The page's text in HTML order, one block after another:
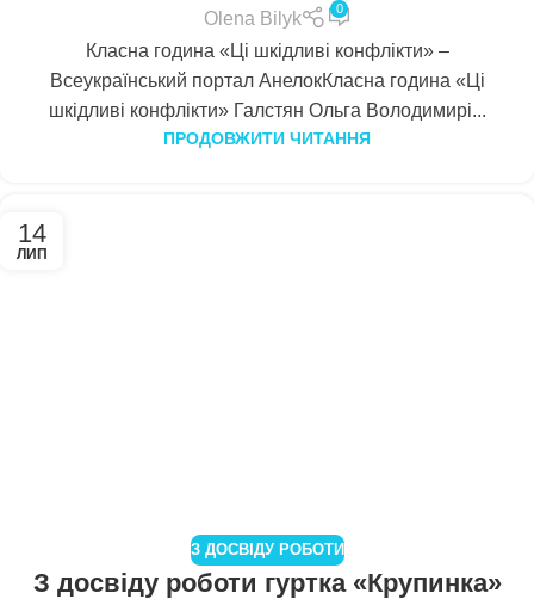
Olena Bilyk
0
Класна година «Ці шкідливі конфлікти» –
Всеукраїнський портал АнелокКласна година «Ці
шкідливі конфлікти» Галстян Ольга Володимирі...
ПРОДОВЖИТИ ЧИТАННЯ
14
ЛИП
З ДОСВІДУ РОБОТИ
З досвіду роботи гуртка «Крупинка»